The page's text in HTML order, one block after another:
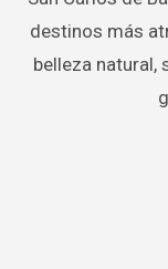
destinos más
belleza natural,